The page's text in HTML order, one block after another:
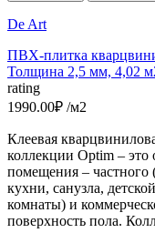
De Art
ПВХ-плитка
Толщина 2,5 мм, 4,02
rating
1990.00₽ /м2
Клеевая
коллекции Optim –
помещения – частного
кухни, санузла,
комнаты) и
поверхность пола.